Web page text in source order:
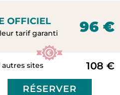
OFFICIEL
tarif garanti 96 €
autres sites 108 €
RÉSERVER